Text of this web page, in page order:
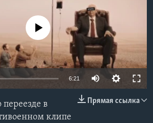
source currently available
6:21
Прямая ссылка
в
клипе